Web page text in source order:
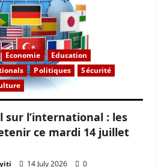
Economie
Education
Politiques
Sécurité
sur l’international : les
ce mardi 14 juillet
14 July 2026 0